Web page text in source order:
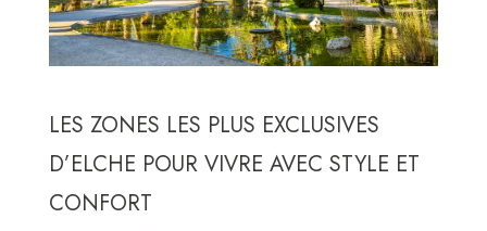
LES ZONES LES PLUS EXCLUSIVES
D’ELCHE POUR VIVRE AVEC STYLE ET
CONFORT